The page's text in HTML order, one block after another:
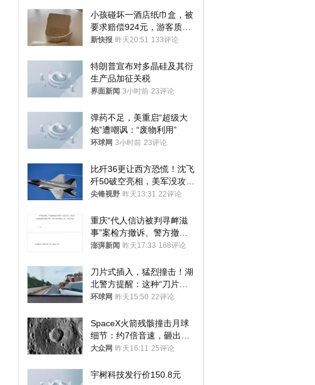
小孩碰坏一酒店纸巾盒，被
要求赔偿924元，游客质疑
酒店房客物品超高标价，市
新快报 昨天20:51 133评论
特朗普宣布对多晶硅及其衍
生产品加征关税
界面新闻 3小时前 23评论
弹药不足，美重启“超级大
炮”遭嘲讽：“废物利用”
环球网 3小时前 23评论
比歼36更让西方恐慌！沈飞
歼50破空亮相，美军没攻克
的技术被拿下
尖锋视野 昨天13:31 22评论
重庆“代人信访被判寻衅滋
事”案检方撤诉、警方撤
案，两被告人获国赔
澎湃新闻 昨天17:33 168评论
刀片式插入，猛烈撞击！湖
北警方提醒：这种“刀片超
车”，太危险了
环球网 昨天15:50 22评论
SpaceX火箭残骸撞击月球
细节：约7倍音速，砸出直
径约30米撞击坑
大众网 昨天16:11 25评论
宇树科技发行价150.8元